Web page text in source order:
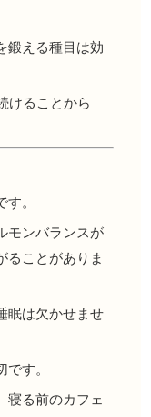
鍛える種目は効
けることから
。
モンバランスが
ることがありま
眠は欠かせませ
す。
寝る前のカフェ